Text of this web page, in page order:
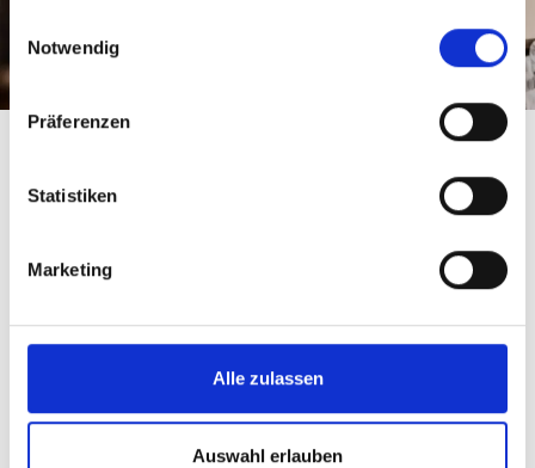
Notwendig
Präferenzen
Statistiken
Marketing
Alle zulassen
Auswahl erlauben